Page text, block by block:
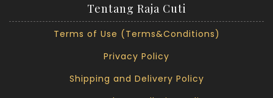
Tentang Raja Cuti
Terms of Use (Terms&Conditions)
Privacy Policy
Shipping and Delivery Policy